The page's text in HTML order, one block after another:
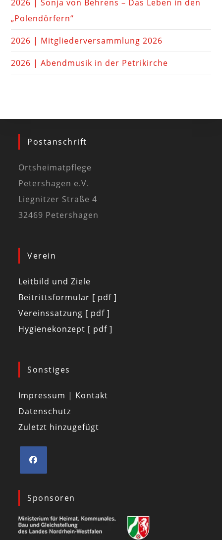
2026 | Sonja von Behrens – Das Leben in den
„Polendörfern“
2026 | Mitgliederversammlung 2026
2026 | Abendmusik in der Petrikirche
Postanschrift
Ortsheimatpflege
Petershagen e.V.
Liegnitzer Straße 4
32469 Petershagen
Verein
Leitbild und Ziele
Beitrittsformular [ pdf ]
Vereinssatzung [ pdf ]
Hygienekonzept [ pdf ]
Sonstiges
Impressum | Kontakt
Datenschutz
Zuletzt hinzugefügt
Sponsoren